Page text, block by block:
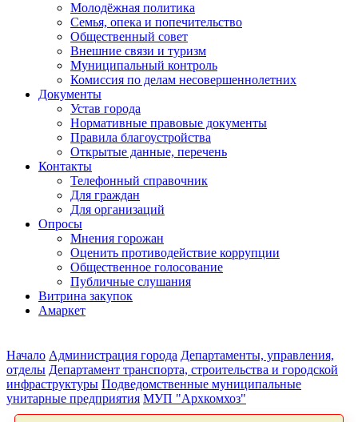
Молодёжная политика
Семья, опека и попечительство
Общественный совет
Внешние связи и туризм
Муниципальный контроль
Комиссия по делам несовершеннолетних
Документы
Устав города
Нормативные правовые документы
Правила благоустройства
Открытые данные, перечень
Контакты
Телефонный справочник
Для граждан
Для организаций
Опросы
Мнения горожан
Оценить противодействие коррупции
Общественное голосование
Публичные слушания
Витрина закупок
Амаркет
Начало Администрация города Департаменты, управления,
отделы Департамент транспорта, строительства и городской
инфраструктуры Подведомственные муниципальные
унитарные предприятия МУП "Архкомхоз"